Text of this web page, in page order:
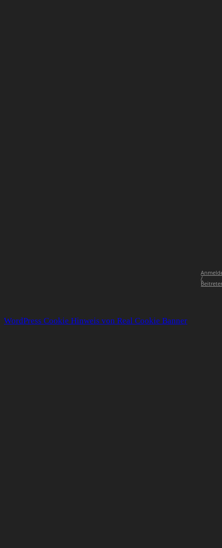
/
WordPress Cookie Hinweis von Real Cookie Banner